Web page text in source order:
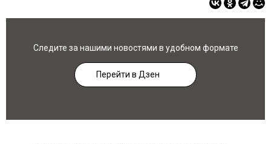
Следите за нашими новостями в удобном формате
Перейти в Дзен